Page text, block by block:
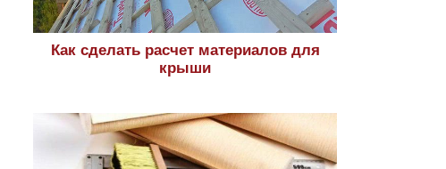
Как сделать расчет материалов для
крыши